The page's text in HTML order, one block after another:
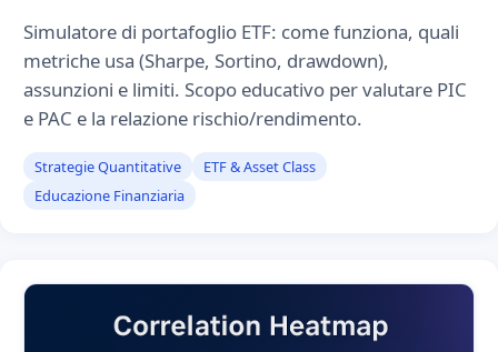
Simulatore di portafoglio ETF: come funziona, quali
metriche usa (Sharpe, Sortino, drawdown),
assunzioni e limiti. Scopo educativo per valutare PIC
e PAC e la relazione rischio/rendimento.
Strategie Quantitative
ETF & Asset Class
Educazione Finanziaria